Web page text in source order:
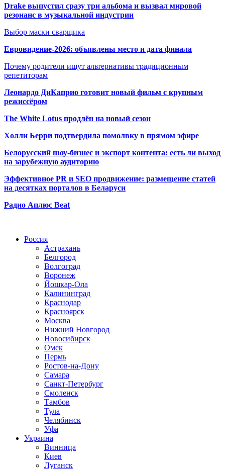
Drake выпустил сразу три альбома и вызвал мировой
резонанс в музыкальной индустрии
Выбор маски сварщика
Евровидение-2026: объявлены место и дата финала
Почему родители ищут альтернативы традиционным
репетиторам
Леонардо ДиКаприо готовит новый фильм с крупным
режиссёром
The White Lotus продлён на новый сезон
Холли Берри подтвердила помолвку в прямом эфире
Белорусский шоу-бизнес и экспорт контента: есть ли выход
на зарубежную аудиторию
Эффективное PR и SEO продвижение: размещение статей
на десятках порталов в Беларуси
Радио Аплюс Beat
Россия
Астрахань
Белгород
Волгоград
Воронеж
Йошкар-Ола
Калининград
Краснодар
Красноярск
Москва
Нижний Новгород
Новосибирск
Омск
Пермь
Ростов-на-Дону
Самара
Санкт-Петербург
Смоленск
Тамбов
Тула
Челябинск
Уфа
Украина
Винница
Киев
Луганск